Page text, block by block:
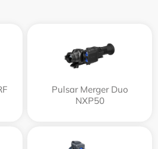
Pulsar Merger Duo
NXP50